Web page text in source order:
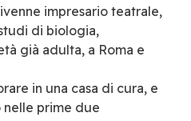
impresario teatrale,
di biologia,
già adulta, a Roma e
in una casa di cura, e
nelle prime due